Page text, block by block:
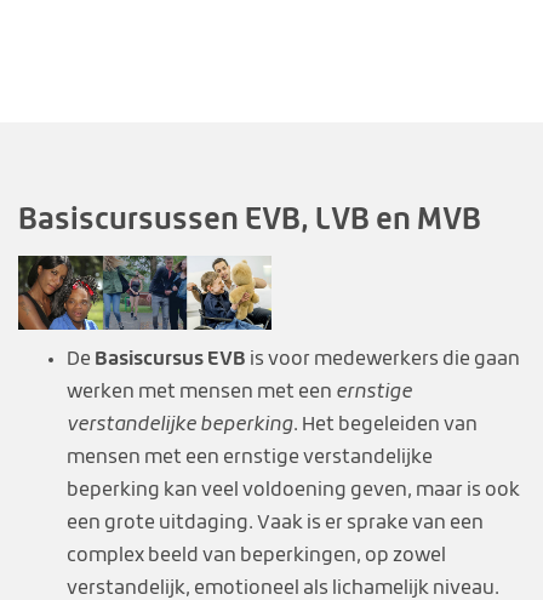
Basiscursussen EVB, LVB en MVB
De Basiscursus EVB is voor medewerkers die gaan
werken met mensen met een ernstige
verstandelijke beperking. Het begeleiden van
mensen met een ernstige verstandelijke
beperking kan veel voldoening geven, maar is ook
een grote uitdaging. Vaak is er sprake van een
complex beeld van beperkingen, op zowel
verstandelijk, emotioneel als lichamelijk niveau.